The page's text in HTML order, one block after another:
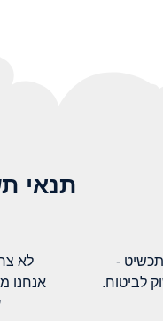
-
לביטוח.
תנאי
לא
אנחנו